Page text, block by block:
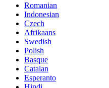
Romanian
Indonesian
Czech
Afrikaans
Swedish
Polish
Basque
Catalan
Esperanto